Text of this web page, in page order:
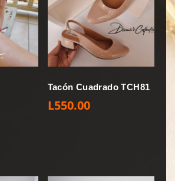
Tacón Cuadrado TCH81
L550.00